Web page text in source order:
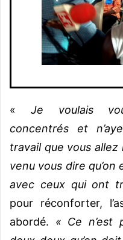
« Je voulais
concentrés et
travail que vous
venu vous dire
avec ceux qui ont
pour réconforter,
abordé. « Ce n’est